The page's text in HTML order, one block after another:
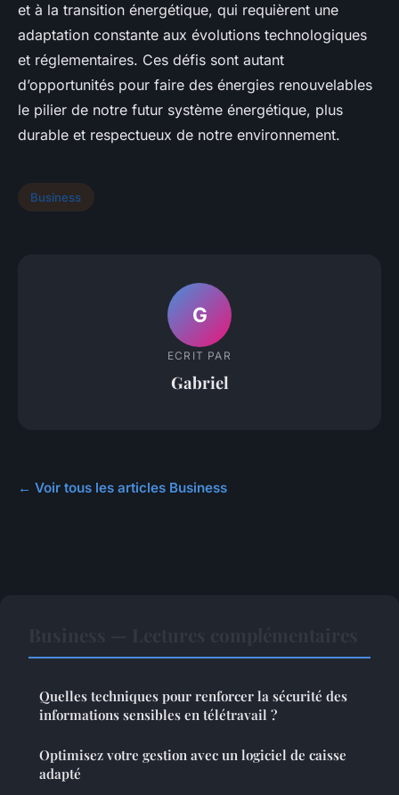
et à la transition énergétique, qui requièrent une
adaptation constante aux évolutions technologiques
et réglementaires. Ces défis sont autant
d’opportunités pour faire des énergies renouvelables
le pilier de notre futur système énergétique, plus
durable et respectueux de notre environnement.
Business
G
ECRIT PAR
Gabriel
← Voir tous les articles Business
Quelles techniques pour renforcer la sécurité des
informations sensibles en télétravail ?
Optimisez votre gestion avec un logiciel de caisse
adapté